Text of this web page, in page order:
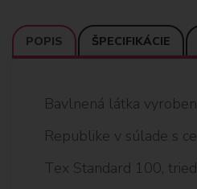
POPIS ŠPECIFIKÁCIE
Bavlnená látka
Republike v súlade s
Tex Standard 100,